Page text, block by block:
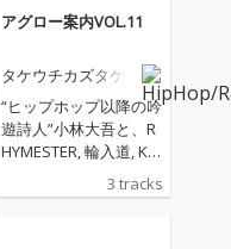
アグロー案内VOL.11
タケウチカズタケ
“ヒップホップ以降の吟
遊詩人”小林大吾と、R
HYMESTER, 輪入道, KE
N THE 390等のHIPHOP
アーティストのサポー
3 tracks